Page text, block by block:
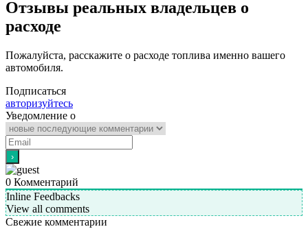
Отзывы реальных владельцев о
расходе
Пожалуйста, расскажите о расходе топлива именно вашего
автомобиля.
Подписаться
авторизуйтесь
Уведомление о
0 Комментарий
Inline Feedbacks
View all comments
Свежие комментарии